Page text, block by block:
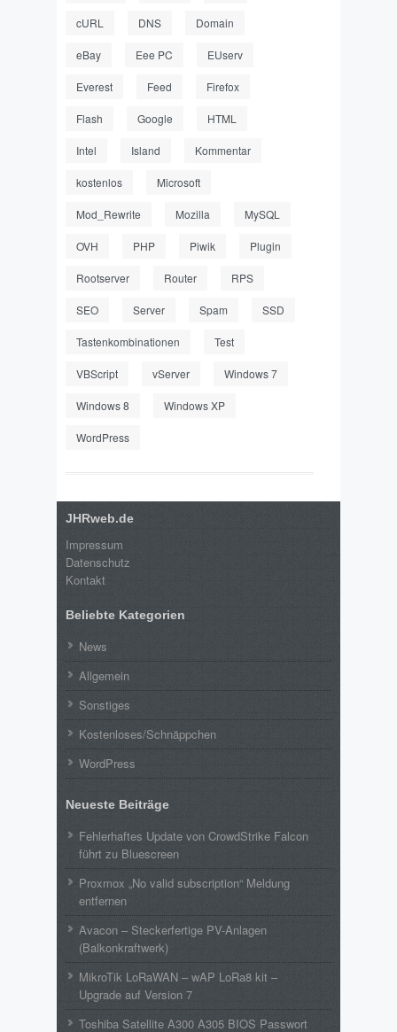
cURL DNS Domain
eBay Eee PC EUserv
Everest Feed Firefox
Flash Google HTML
Intel Island Kommentar
kostenlos Microsoft
Mod_Rewrite Mozilla MySQL
OVH PHP Piwik Plugin
Rootserver Router RPS
SEO Server Spam SSD
Tastenkombinationen Test
VBScript vServer Windows 7
Windows 8 Windows XP
WordPress
JHRweb.de
Impressum
Datenschutz
Kontakt
Beliebte Kategorien
News
Allgemein
Sonstiges
Kostenloses/Schnäppchen
WordPress
Neueste Beiträge
Fehlerhaftes Update von CrowdStrike Falcon
führt zu Bluescreen
Proxmox „No valid subscription“ Meldung
entfernen
Avacon – Steckerfertige PV-Anlagen
(Balkonkraftwerk)
MikroTik LoRaWAN – wAP LoRa8 kit –
Upgrade auf Version 7
Toshiba Satellite A300 A305 BIOS Passwort